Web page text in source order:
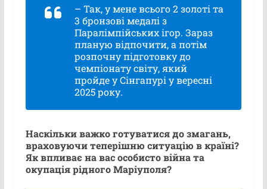
– Так, у мене всього 2 золоті та
3 бронзові медалі з
Паралімпійських ігор. Зараз
планую відпочити, а потім
розпочну підготовку до
чемпіонату світу, який
пройде у Сінгапурі у вересні
2025 року.
Наскільки важко готуватися до змагань,
враховуючи теперішню ситуацію в країні?
Як впливає на вас особисто війна та
окупація рідного Маріуполя?